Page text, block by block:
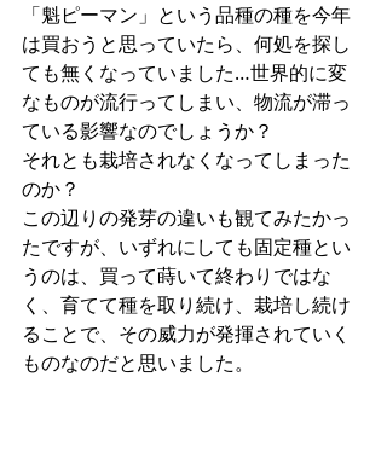
「魁ピーマン」という品種の種を今年
は買おうと思っていたら、何処を探し
ても無くなっていました…世界的に変
なものが流行ってしまい、物流が滞っ
ている影響なのでしょうか？
それとも栽培されなくなってしまった
のか？
この辺りの発芽の違いも観てみたかっ
たですが、いずれにしても固定種とい
うのは、買って蒔いて終わりではな
く、育てて種を取り続け、栽培し続け
ることで、その威力が発揮されていく
ものなのだと思いました。